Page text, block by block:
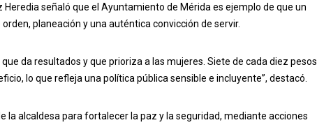
señaló que el Ayuntamiento de Mérida es ejemplo de que un
planeación y una auténtica convicción de servir.
da resultados y que prioriza a las mujeres. Siete de cada diez pesos
lo que refleja una política pública sensible e incluyente”, destacó.
la alcaldesa para fortalecer la paz y la seguridad, mediante acciones